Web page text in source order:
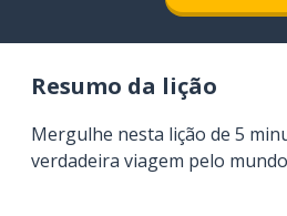
Resumo da lição
Mergulhe nesta lição de 5
verdadeira viagem pelo